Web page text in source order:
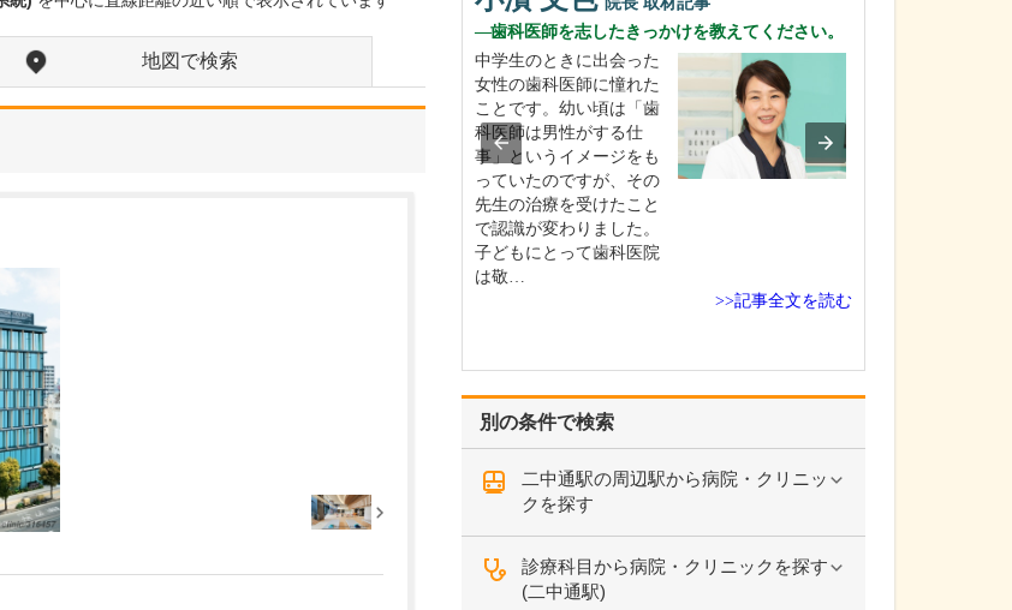
地図で検索
別の条件で検索
二中通駅の周辺駅から病院・クリニッ
クを探す
診療科目から病院・クリニックを探す
(二中通駅)
歯科医師を志したきっかけを教えてください。
中学生のときに出会った
女性の歯科医師に憧れた
ことです。幼い頃は「歯
科医師は男性がする仕
事」というイメージをも
っていたのですが、その
先生の治療を受けたこと
で認識が変わりました。
子どもにとって歯科医院
は敬…
>>記事全文を読む
頭痛やめまい、しびれ、
ふらつき、失神などの意